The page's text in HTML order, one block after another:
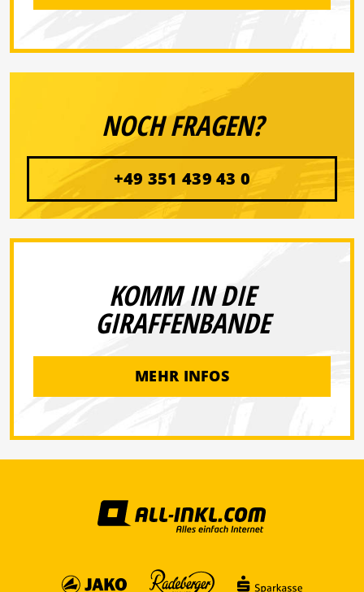
NOCH FRAGEN?
+49 351 439 43 0
KOMM IN DIE
GIRAFFENBANDE
MEHR INFOS